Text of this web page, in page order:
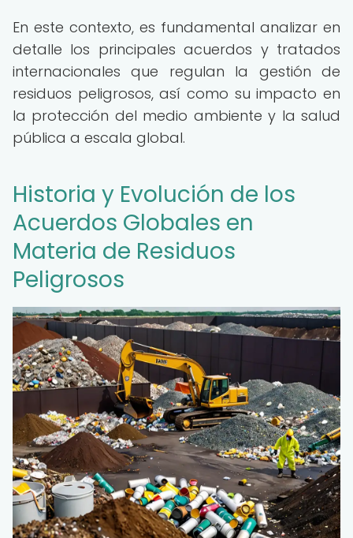
En este contexto, es fundamental analizar en
detalle los principales acuerdos y tratados
internacionales que regulan la gestión de
residuos peligrosos, así como su impacto en
la protección del medio ambiente y la salud
pública a escala global.
Historia y Evolución de los
Acuerdos Globales en
Materia de Residuos
Peligrosos